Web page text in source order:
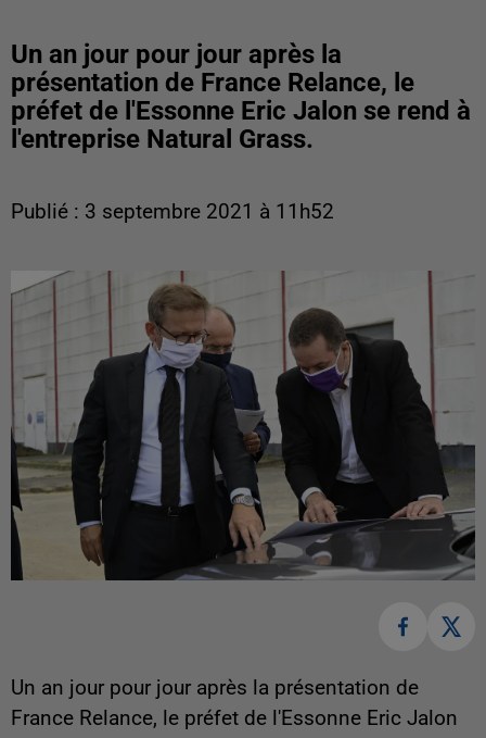
Un an jour pour jour après la
présentation de France Relance, le
préfet de l'Essonne Eric Jalon se rend à
l'entreprise Natural Grass.
Publié : 3 septembre 2021 à 11h52
Un an jour pour jour après la présentation de
France Relance, le préfet de l'Essonne Eric Jalon